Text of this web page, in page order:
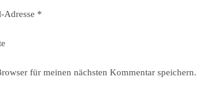
Adresse *
für meinen nächsten Kommentar speichern.